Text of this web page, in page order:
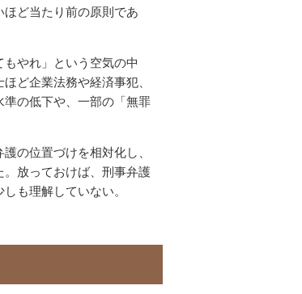
ど当たり前の原則であ
やれ」という空気の中
ど企業法務や経済事犯、
の低下や、一部の「無罪
の位置づけを相対化し、
放っておけば、刑事弁護
も理解していない。